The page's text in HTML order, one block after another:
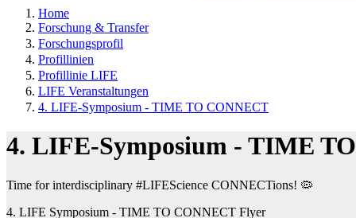
Home
Forschung & Transfer
Forschungsprofil
Profillinien
Profillinie LIFE
LIFE Veranstaltungen
4. LIFE-Symposium - TIME TO CONNECT
4. LIFE-Symposium - TIME
Time for interdisciplinary #LIFEScience CONNECTions! 🦠
4. LIFE Symposium - TIME TO CONNECT Flyer